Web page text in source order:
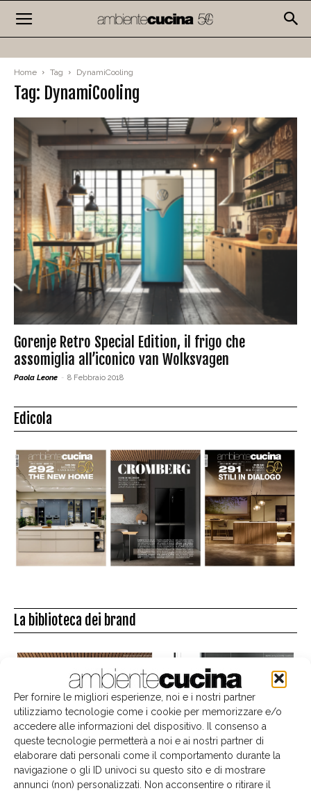
Per fornire le migliori esperienze, noi e i nostri partner
utilizziamo tecnologie come i cookie per memorizzare e/o
accedere alle informazioni del dispositivo. Il consenso a
queste tecnologie permetterà a noi e ai nostri partner di
elaborare dati personali come il comportamento durante la
navigazione o gli ID univoci su questo sito e di mostrare
annunci (non) personalizzati. Non acconsentire o ritirare il
Home Tag DynamiCooling
Tag: DynamiCooling
Gorenje Retro Special Edition, il frigo che
assomiglia all’iconico van Wolksvagen
Paola Leone - 8 Febbraio 2018
Edicola
La biblioteca dei brand